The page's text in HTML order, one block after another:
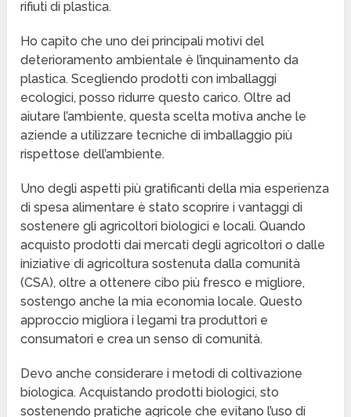
rifiuti di plastica.
Ho capito che uno dei principali motivi del
deterioramento ambientale è l’inquinamento da
plastica. Scegliendo prodotti con imballaggi
ecologici, posso ridurre questo carico. Oltre ad
aiutare l’ambiente, questa scelta motiva anche le
aziende a utilizzare tecniche di imballaggio più
rispettose dell’ambiente.
Uno degli aspetti più gratificanti della mia esperienza
di spesa alimentare è stato scoprire i vantaggi di
sostenere gli agricoltori biologici e locali. Quando
acquisto prodotti dai mercati degli agricoltori o dalle
iniziative di agricoltura sostenuta dalla comunità
(CSA), oltre a ottenere cibo più fresco e migliore,
sostengo anche la mia economia locale. Questo
approccio migliora i legami tra produttori e
consumatori e crea un senso di comunità.
Devo anche considerare i metodi di coltivazione
biologica. Acquistando prodotti biologici, sto
sostenendo pratiche agricole che evitano l’uso di